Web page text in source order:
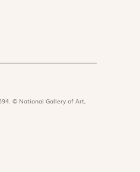
© National Gallery of Art,